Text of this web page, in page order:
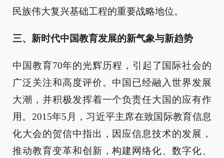
民族伟大复兴基础工程的重要战略地位。
三、新时代中国教育发展的新气象与新趋势
中国教育70年的光辉历程，引起了国际社会的
广泛关注和高度评价。中国已经融入世界发展
大潮，并积极发挥着一个负责任大国的应有作
用。2015年5月，习近平主席在致国际教育信息
化大会的贺信中指出，因应信息技术的发展，
推动教育变革和创新，构建网络化、数字化、